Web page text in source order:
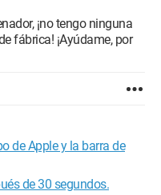
¡no tengo ninguna
fábrica! ¡Ayúdame, por
de Apple y la barra de
de 30 segundos.